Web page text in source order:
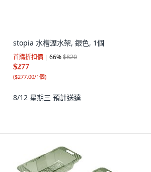
stopia 水槽瀝水架, 銀色, 1個
首購折扣價 66%$820
$277
($277.00/1個)
8/12 星期三 預計送達